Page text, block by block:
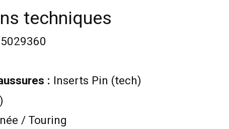
techniques
: Inserts Pin (tech)
/ Touring